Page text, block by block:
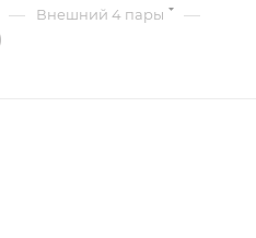
— Внешний 4 пары —